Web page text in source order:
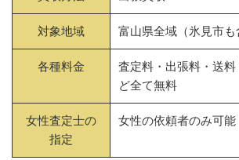
対象地域 富山県全域（氷見市も
各種料金
査定料・出張料・送
ど全て無料
女性査定士の
指定
女性の依頼者のみ可能